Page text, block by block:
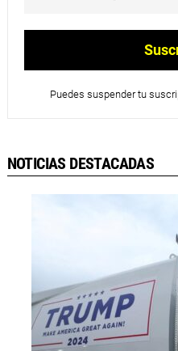
Puedes suspender tu
NOTICIAS DESTACADAS